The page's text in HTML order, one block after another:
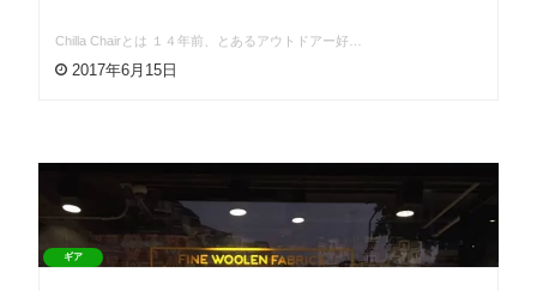
Chilla Chairとは １４年前、とあるアウトドアー好…
2017年6月15日
ギア